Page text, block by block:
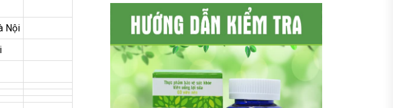
Nội